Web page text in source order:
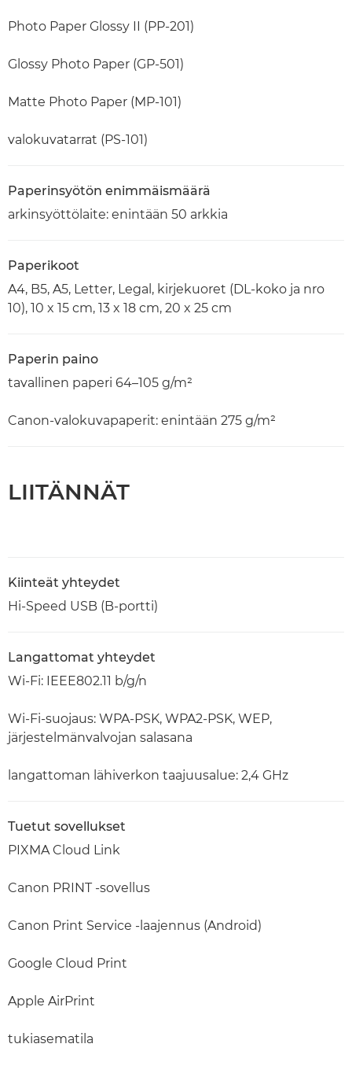
Photo Paper Glossy II (PP-201)
Glossy Photo Paper (GP-501)
Matte Photo Paper (MP-101)
valokuvatarrat (PS-101)
Paperinsyötön enimmäismäärä
arkinsyöttölaite: enintään 50 arkkia
Paperikoot
A4, B5, A5, Letter, Legal, kirjekuoret (DL-koko ja nro
10), 10 x 15 cm, 13 x 18 cm, 20 x 25 cm
Paperin paino
tavallinen paperi 64–105 g/m²
Canon-valokuvapaperit: enintään 275 g/m²
LIITÄNNÄT
Kiinteät yhteydet
Hi-Speed USB (B-portti)
Langattomat yhteydet
Wi-Fi: IEEE802.11 b/g/n
Wi-Fi-suojaus: WPA-PSK, WPA2-PSK, WEP,
järjestelmänvalvojan salasana
langattoman lähiverkon taajuusalue: 2,4 GHz
Tuetut sovellukset
PIXMA Cloud Link
Canon PRINT -sovellus
Canon Print Service -laajennus (Android)
Google Cloud Print
Apple AirPrint
tukiasematila